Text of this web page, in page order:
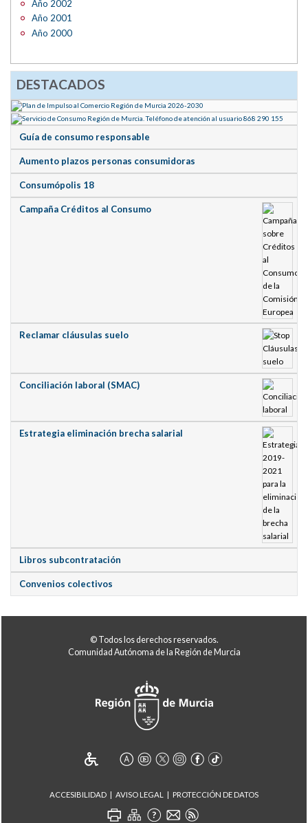
Año 2002
Año 2001
Año 2000
DESTACADOS
Guía de consumo responsable
Aumento plazos personas consumidoras
Consumópolis 18
Campaña Créditos al Consumo
Reclamar cláusulas suelo
Conciliación laboral (SMAC)
Estrategia eliminación brecha salarial
Libros subcontratación
Convenios colectivos
© Todos los derechos reservados.
Comunidad Autónoma de la Región de Murcia
ACCESIBILIDAD AVISO LEGAL PROTECCIÓN DE DATOS